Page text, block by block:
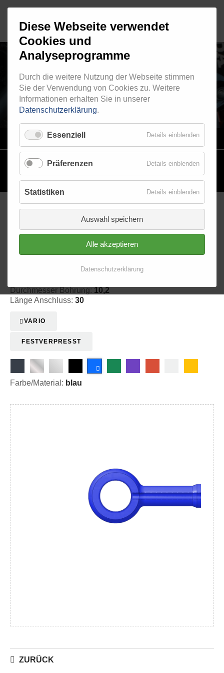
RINGFITTING 000
VARIO
STAHLFLEX-LEITUNGSKITS FÜR MOTORRÄDER
EINZELLEITUNGENNACH MASS
Ringfitting 000 Ø 10,2
Durchmesser Bohrung: 10,2
Länge Anschluss: 30
VARIO
FESTVERPRESST
Farbe/Material: blau
ZURÜCK
Diese Webseite verwendet
Cookies und
Analyseprogramme
Durch die weitere Nutzung der Webseite stimmen
Sie der Verwendung von Cookies zu. Weitere
Informationen erhalten Sie in unserer
Datenschutzerklärung.
Essenziell Details einblenden
Präferenzen Details einblenden
Statistiken Details einblenden
Auswahl speichern
Alle akzeptieren
Datenschutzerklärung